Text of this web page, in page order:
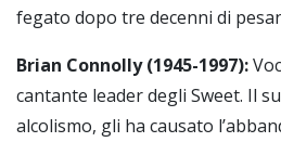
fegato dopo tre decenni di
Brian Connolly (1945-1997):
cantante leader degli Sweet. Il
alcolismo, gli ha causato